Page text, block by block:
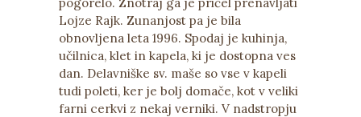
Lojze Rajk. Zunanjost pa je bila
obnovljena leta 1996. Spodaj je kuhinja,
učilnica, klet in kapela, ki je dostopna ves
dan. Delavniške sv. maše so vse v kapeli
tudi poleti, ker je bolj domače, kot v veliki
farni cerkvi z nekaj verniki. V nadstropju